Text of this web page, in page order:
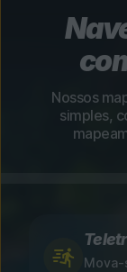
Nossos
simples,